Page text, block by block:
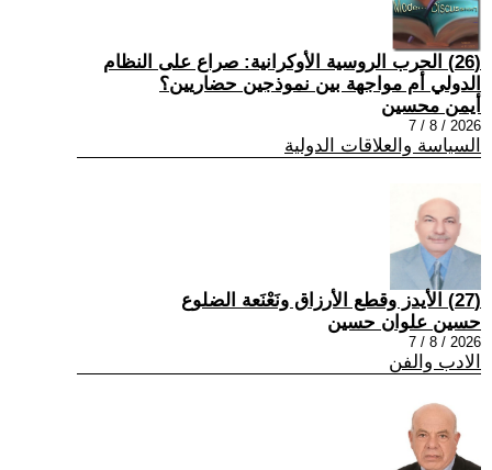
(26) الحرب الروسية الأوكرانية: صراع على النظام
الدولي أم مواجهة بين نموذجين حضاريين؟
أيمن محسين
2026 / 8 / 7
السياسة والعلاقات الدولية
(27) الأيدز وقطع الأرزاق ونَعْنَعة الضلوع
حسين علوان حسين
2026 / 8 / 7
الادب والفن